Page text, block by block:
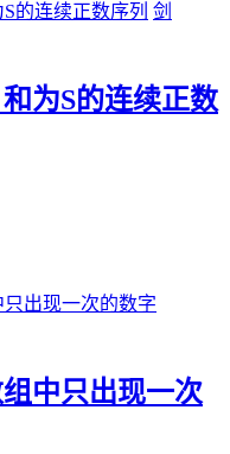
剑
为S的连续正数
中只出现一次